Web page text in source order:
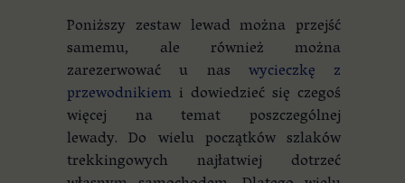
Poniższy zestaw lewad można przejść
samemu, ale również można
zarezerwować u nas wycieczkę z
przewodnikiem i dowiedzieć się czegoś
więcej na temat poszczególnej
lewady. Do wielu początków szlaków
trekkingowych najłatwiej dotrzeć